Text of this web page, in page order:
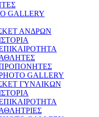
GALLERY
ΑΝΔΡΩΝ
GALLERY
ΓΥΝΑΙΚΩΝ